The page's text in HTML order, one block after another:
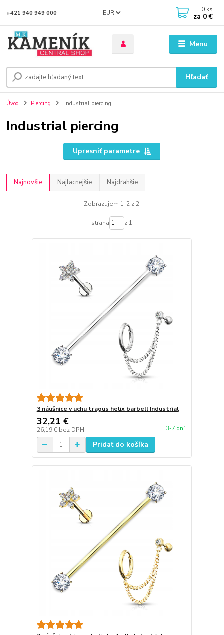
Menu
EUR
Hľadať
+421 940 949 000 0 ks
za 0 €
Úvod Piercing Industrial piercing
Industrial piercing
Upresniť parametre
Najnovšie Najlacnejšie Najdrahšie
Zobrazujem 1-2 z 2
strana z 1
3 náušnice v uchu tragus helix barbell Industrial
32,21 €
26,19 € bez DPH 3-7 dní
Pridať do košíka